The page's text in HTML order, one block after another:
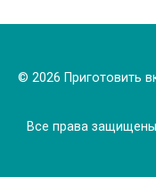
© 2026 Приготовить
Все права